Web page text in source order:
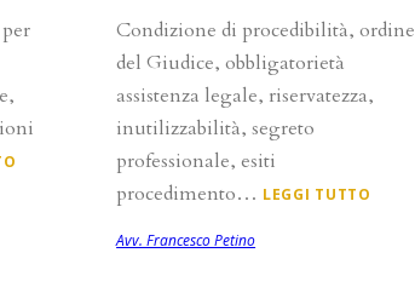
Condizione di procedibilità, ordine
del Giudice, obbligatorietà
assistenza legale, riservatezza,
inutilizzabilità, segreto
professionale, esiti
procedimento… LEGGI TUTTO
Avv. Francesco Petino